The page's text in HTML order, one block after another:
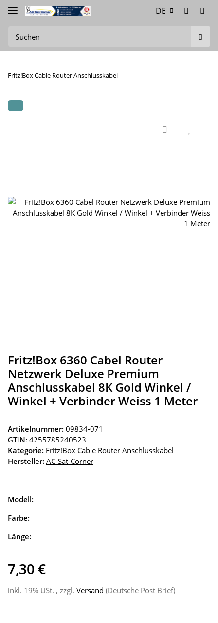
DE
Fritz!Box Cable Router Anschlusskabel
Fritz!Box 6360 Cabel Router
Netzwerk Deluxe Premium
Anschlusskabel 8K Gold Winkel /
Winkel + Verbinder Weiss 1 Meter
Artikelnummer: 09834-071
GTIN: 4255785240523
Kategorie: Fritz!Box Cable Router Anschlusskabel
Hersteller: AC-Sat-Corner
Modell:
Farbe:
Länge:
7,30 €
inkl. 19% USt. , zzgl. Versand (Deutsche Post Brief)